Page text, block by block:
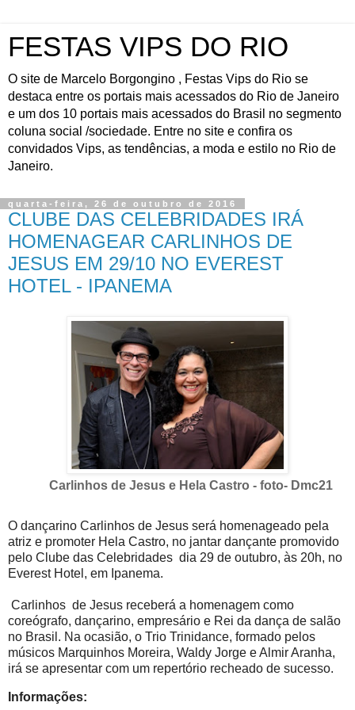
FESTAS VIPS DO RIO
O site de Marcelo Borgongino , Festas Vips do Rio se
destaca entre os portais mais acessados do Rio de Janeiro
e um dos 10 portais mais acessados do Brasil no segmento
coluna social /sociedade. Entre no site e confira os
convidados Vips, as tendências, a moda e estilo no Rio de
Janeiro.
quarta-feira, 26 de outubro de 2016
CLUBE DAS CELEBRIDADES IRÁ
HOMENAGEAR CARLINHOS DE
JESUS EM 29/10 NO EVEREST
HOTEL - IPANEMA
Carlinhos de Jesus e Hela Castro - foto- Dmc21
O dançarino Carlinhos de Jesus será homenageado pela
atriz e promoter Hela Castro, no jantar dançante promovido
pelo Clube das Celebridades dia 29 de outubro, às 20h, no
Everest Hotel, em Ipanema.
Carlinhos de Jesus receberá a homenagem como
coreógrafo, dançarino, empresário e Rei da dança de salão
no Brasil. Na ocasião, o Trio Trinidance, formado pelos
músicos Marquinhos Moreira, Waldy Jorge e Almir Aranha,
irá se apresentar com um repertório recheado de sucesso.
Informações: